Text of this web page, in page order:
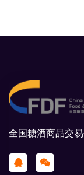
全国糖酒商品交